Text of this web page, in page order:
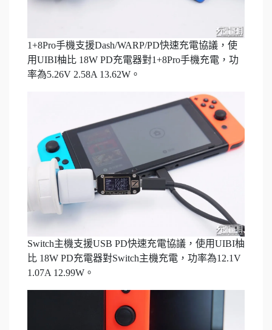
1+8Pro手機支援Dash/WARP/PD快速充電協議，使
用UIBI柚比 18W PD充電器對1+8Pro手機充電，功
率為5.26V 2.58A 13.62W。
Switch主機支援USB PD快速充電協議，使用UIBI柚
比 18W PD充電器對Switch主機充電，功率為12.1V
1.07A 12.99W。